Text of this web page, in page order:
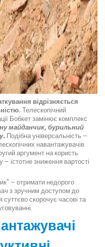
відрізняється
Телескопічний
Бобкет замінює комплекс
майданчик, бурильний
Подібна універсальність –
навантажувачів
аргумент на користь
– істотне зниження вартості
– отримати недорого
з зручним доступом до
скорочує часові та